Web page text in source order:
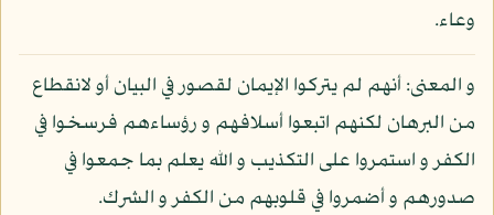
وعاء.
و المعنى: أنهم لم يتركوا الإيمان لقصور في البيان أو لانقطاع
من البرهان لكنهم اتبعوا أسلافهم و رؤساءهم فرسخوا في
الكفر و استمروا على التكذيب و الله يعلم بما جمعوا في
صدورهم و أضمروا في قلوبهم من الكفر و الشرك.